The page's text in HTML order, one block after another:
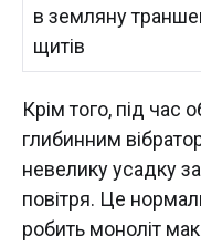
в земляну
щитів
Крім того, під час
глибинним
невелику усадку
повітря. Це
робить моноліт